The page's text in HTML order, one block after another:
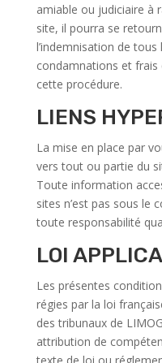
amiable ou judiciaire à
site, il pourra se
l’indemnisation de
condamnations et
cette procédure.
LIENS
La mise en place par
vers tout ou partie du
Toute information
sites n’est pas sous le
toute responsabilité
LOI
Les présentes
régies par la loi
des tribunaux de
attribution de
texte de loi ou